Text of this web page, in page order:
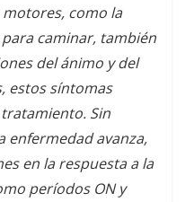
motores, como la
caminar, también
del ánimo y del
estos síntomas
Sin
enfermedad avanza,
en la respuesta a la
períodos ON y